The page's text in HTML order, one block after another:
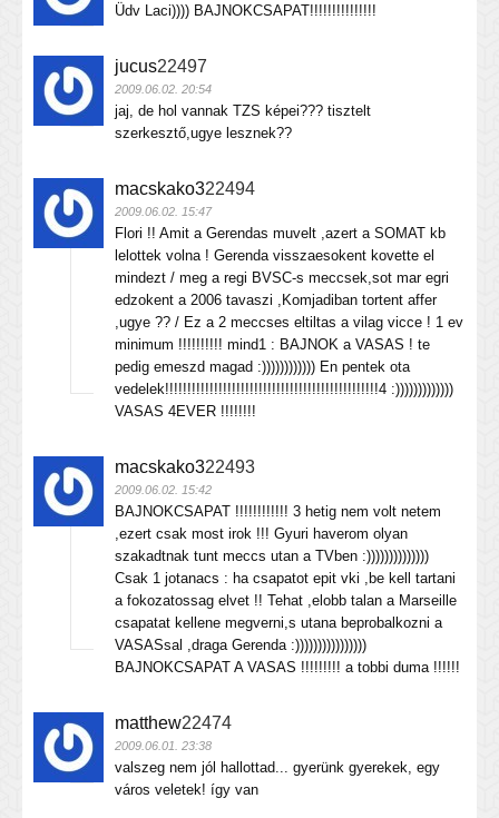
Üdv Laci)))) BAJNOKCSAPAT!!!!!!!!!!!!!!!
jucus22497
2009.06.02. 20:54
jaj, de hol vannak TZS képei??? tisztelt
szerkesztő,ugye lesznek??
macskako322494
2009.06.02. 15:47
Flori !! Amit a Gerendas muvelt ,azert a SOMAT kb
lelottek volna ! Gerenda visszaesokent kovette el
mindezt / meg a regi BVSC-s meccsek,sot mar egri
edzokent a 2006 tavaszi ,Komjadiban tortent affer
,ugye ?? / Ez a 2 meccses eltiltas a vilag vicce ! 1 ev
minimum !!!!!!!!!! mind1 : BAJNOK a VASAS ! te
pedig emeszd magad :)))))))))))) En pentek ota
vedelek!!!!!!!!!!!!!!!!!!!!!!!!!!!!!!!!!!!!!!!!!!!!!!!!4 :)))))))))))))
VASAS 4EVER !!!!!!!!
macskako322493
2009.06.02. 15:42
BAJNOKCSAPAT !!!!!!!!!!!! 3 hetig nem volt netem
,ezert csak most irok !!! Gyuri haverom olyan
szakadtnak tunt meccs utan a TVben :))))))))))))))
Csak 1 jotanacs : ha csapatot epit vki ,be kell tartani
a fokozatossag elvet !! Tehat ,elobb talan a Marseille
csapatat kellene megverni,s utana beprobalkozni a
VASASsal ,draga Gerenda :))))))))))))))))
BAJNOKCSAPAT A VASAS !!!!!!!!! a tobbi duma !!!!!!
matthew22474
2009.06.01. 23:38
valszeg nem jól hallottad... gyerünk gyerekek, egy
város veletek! így van